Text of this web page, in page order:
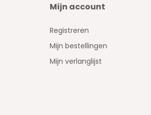
Mijn account
Registreren
Mijn bestellingen
Mijn verlanglijst